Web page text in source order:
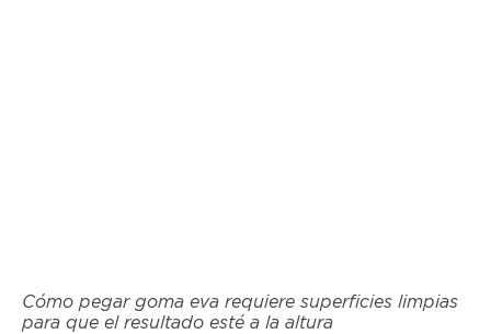
Cómo pegar goma eva requiere superficies limpias
para que el resultado esté a la altura